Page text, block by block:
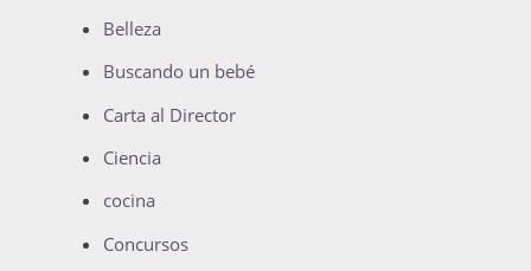
Belleza
Buscando un bebé
Carta al Director
Ciencia
cocina
Concursos